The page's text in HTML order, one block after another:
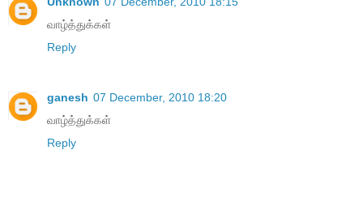
வாழ்த்துக்கள்
Reply
ganesh 07 December, 2010 18:20
வாழ்த்துக்கள்
Reply